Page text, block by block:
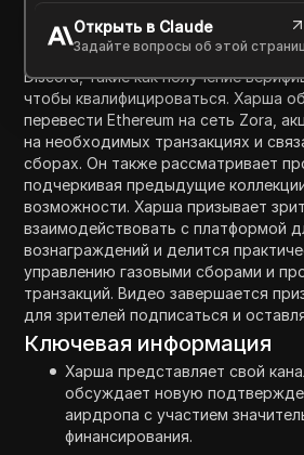
Открыть в Claude
Задайте вопросы об этой
сети Zora. Он подробно описывает
соответствию для участия в
зрители должны выполнить
Discord, такие как получение
чтобы квалифицироваться. Харша
перевести Ethereum на сеть Zora,
на необходимых транзакциях и
сборах. Он также рассматривает
подчеркивая предыдущие
возможности. Харша призывает
взаимодействовать с платформой
вознаграждений и делится
управлению газовыми сборами и
транзакций. Видео завершается
для зрителей подписаться и
Ключевая информация
Харша представляет свой
обсуждает новую
аирдропа с участием
финансирования.